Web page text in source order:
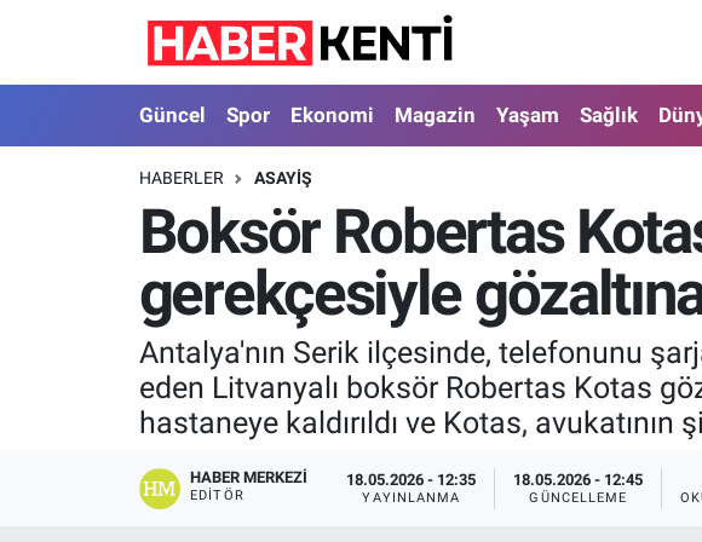
Güncel Spor Ekonomi Magazin Yaşam Sağlık
HABERLER ASAYIŞ
Boksör Robertas
gerekçesiyle gözaltına
Antalya'nın Serik ilçesinde, telefonunu
eden Litvanyalı boksör Robertas Kotas
hastaneye kaldırıldı ve Kotas, avukatının
HABER MERKEZI
EDITÖR
18.05.2026 - 12:35
YAYINLANMA
18.05.2026 - 12:45
GÜNCELLEME
Güncel
Spor
Ekonomi
Magazin
Nöbetçi Eczaneler
Hava Durumu
İstanbul Namaz Vakitleri
Trafik Durumu
Süper Lig Puan Durumu ve Fikstür
Tüm Manşetler
Son Dakika Haberleri